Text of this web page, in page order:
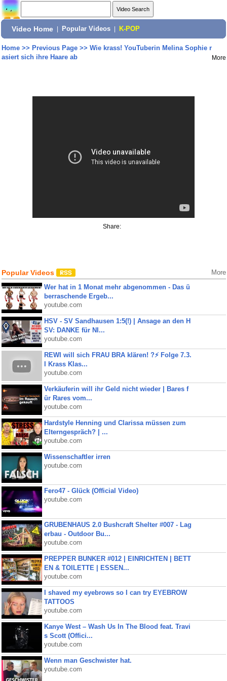
Video Home Popular Videos K-POP
Home>> Previous Page>> Wie krass! YouTuberin Melina Sophie r
asiert sich ihre Haare ab
More
Share:
Popular Videos More
Wer hat in 1 Monat mehr abgenommen - Das ü
berraschende Ergeb...
youtube.com
HSV - SV Sandhausen 1:5(!) | Ansage an den H
SV: DANKE für NI...
youtube.com
REWI will sich FRAU BRA klären! ?⚡️ Folge 7.3.
I Krass Klas...
youtube.com
Verkäuferin will ihr Geld nicht wieder | Bares f
ür Rares vom...
youtube.com
Hardstyle Henning und Clarissa müssen zum
Elterngespräch? | ...
youtube.com
Wissenschaftler irren
youtube.com
Fero47 - Glück (Official Video)
youtube.com
GRUBENHAUS 2.0 Bushcraft Shelter #007 - Lag
erbau - Outdoor Bu...
youtube.com
PREPPER BUNKER #012 | EINRICHTEN | BETT
EN & TOILETTE | ESSEN...
youtube.com
I shaved my eyebrows so I can try EYEBROW
TATTOOS
youtube.com
Kanye West – Wash Us In The Blood feat. Travi
s Scott (Offici...
youtube.com
Wenn man Geschwister hat.
youtube.com